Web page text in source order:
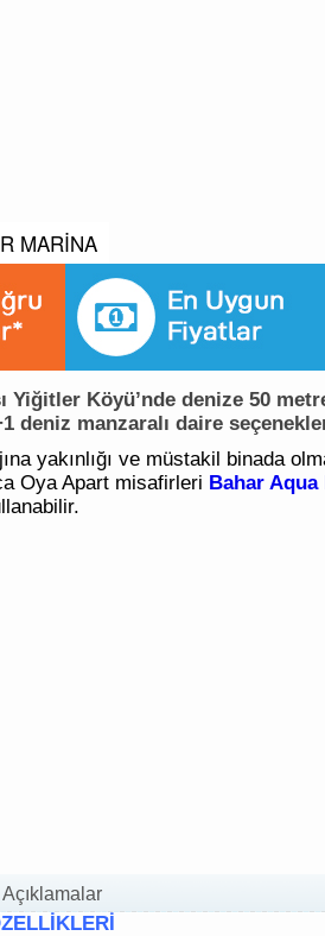
MARİNA
Yiğitler Köyü’nde denize 50
deniz manzaralı daire
yakınlığı ve müstakil binada
Oya Apart misafirleri Bahar Aqua